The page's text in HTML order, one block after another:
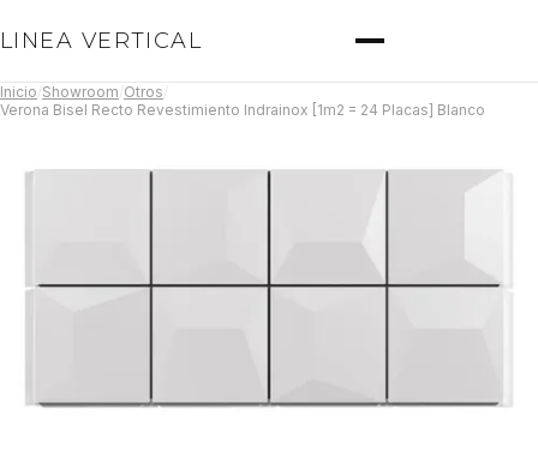
LINEA VERTICAL
Inicio Showroom Otros
Verona Bisel Recto Revestimiento Indrainox [1m2 = 24 Placas] Blanco